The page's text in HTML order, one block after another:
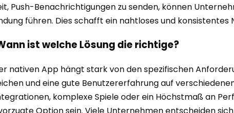
Push-Benachrichtigungen zu senden, können
führen. Dies schafft ein nahtloses und konsistentes
ist welche Lösung die richtige?
nativen App hängt stark von den spezifischen
und eine gute Benutzererfahrung auf
komplexe Spiele oder ein Höchstmaß an